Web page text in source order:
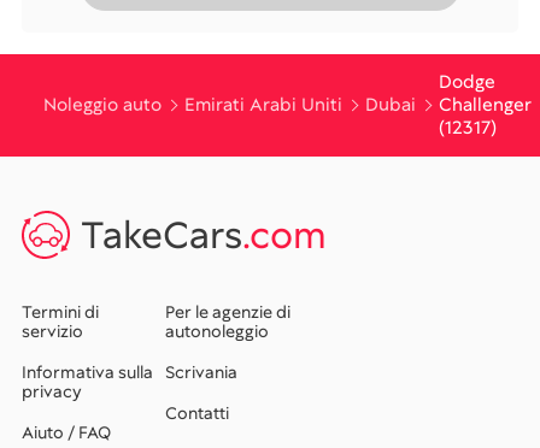
Noleggio auto Emirati Arabi Uniti Dubai
Dodge
Challenger
(12317)
TakeCars.com
Termini di
servizio
Informativa sulla
privacy
Aiuto / FAQ
Per le agenzie di
autonoleggio
Scrivania
Contatti